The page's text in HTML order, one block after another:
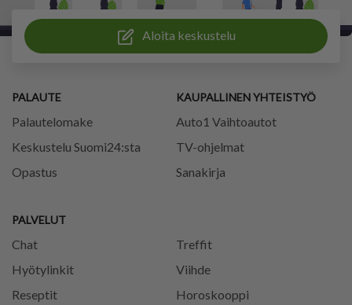
Aloita keskustelu
PALAUTE
Palautelomake
Keskustelu Suomi24:sta
Opastus
PALVELUT
Chat
Treffit
Hyötylinkit
Viihde
Reseptit
Horoskooppi
KAUPALLINEN YHTEISTYÖ
Auto1 Vaihtoautot
TV-ohjelmat
Sanakirja